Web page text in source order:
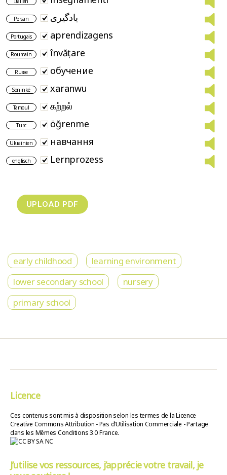
Persan یادگیری
Portugais aprendizagens
Roumain învățare
Russe обучение
Soninké xaranwu
Tamoul கற்றல்
Turc öğrenme
Ukrainien навчання
englisch Lernprozess
early childhood
learning environment
lower secondary school
nursery
primary school
Licence
Ces contenus sont mis à disposition selon les termes de la Licence
Creative Commons Attribution - Pas d’Utilisation Commerciale - Partage
dans les Mêmes Conditions 3.0 France.
J’utilise vos ressources, j’apprécie votre travail, je